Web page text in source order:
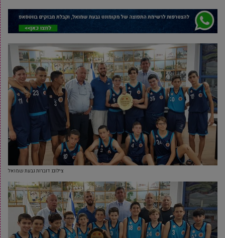
צילום: דוברות גבעת שמואל